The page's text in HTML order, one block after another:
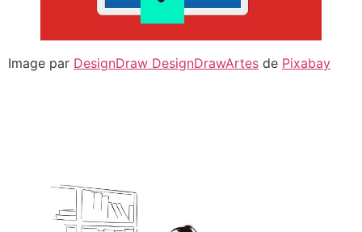
Image par DesignDraw DesignDrawArtes de Pixabay